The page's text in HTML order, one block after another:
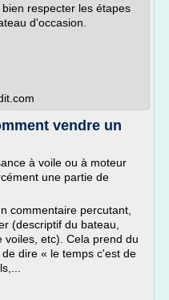
respecter les étapes
d'occasion.
vendre un
à voile ou à moteur
une partie de
commentaire percutant,
(descriptif du bateau,
voiles, etc). Cela prend du
dire « le temps c'est de